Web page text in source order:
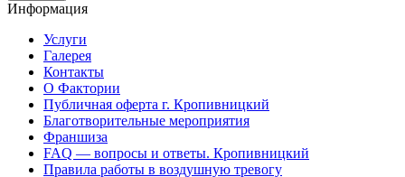
Информация
Услуги
Галерея
Контакты
О Фактории
Публичная оферта г. Кропивницкий
Благотворительные мероприятия
Франшиза
FAQ — вопросы и ответы. Кропивницкий
Правила работы в воздушную тревогу